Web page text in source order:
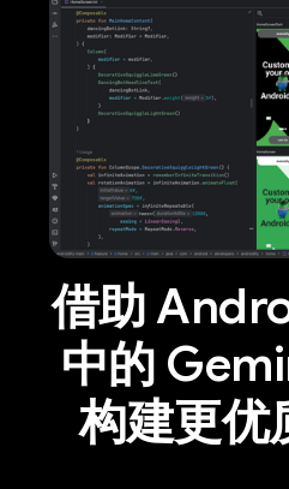
借助
中的
构建更优